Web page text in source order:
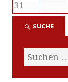
31
SUCHE